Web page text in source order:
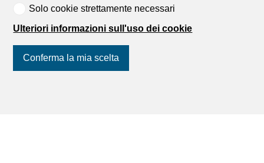
Solo cookie strettamente necessari
Ulteriori informazioni sull'uso dei cookie
Conferma la mia scelta